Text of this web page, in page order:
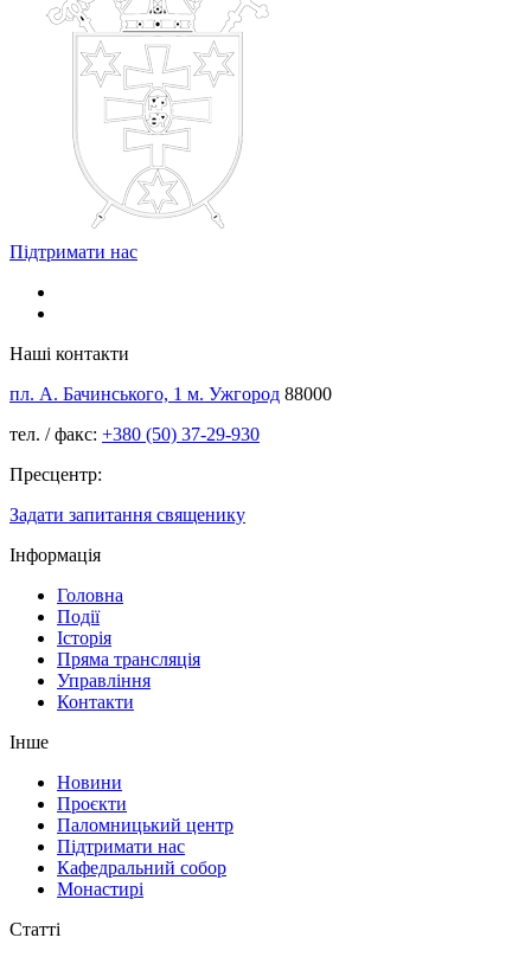
Підтримати нас
Наші контакти
пл. А. Бачинського, 1 м. Ужгород 88000
тел. / факс: +380 (50) 37-29-930
Пресцентр:
Задати запитання священику
Інформація
Головна
Події
Історія
Пряма трансляція
Управління
Контакти
Інше
Новини
Проєкти
Паломницький центр
Підтримати нас
Кафедральний собор
Монастирі
Статті